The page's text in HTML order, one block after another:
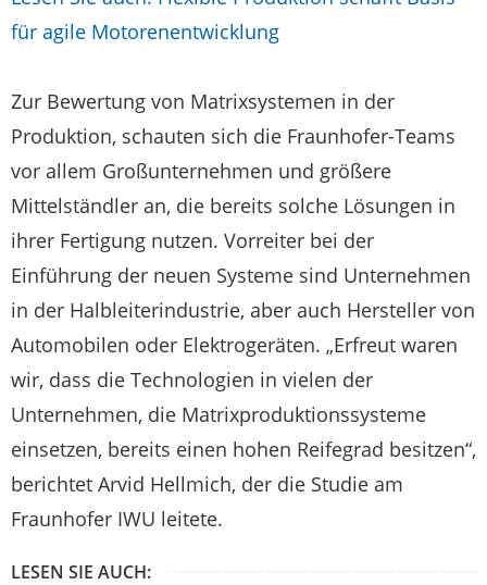
für agile Motorenentwicklung
Zur Bewertung von Matrixsystemen in der
Produktion, schauten sich die Fraunhofer-Teams
vor allem Großunternehmen und größere
Mittelständler an, die bereits solche Lösungen in
ihrer Fertigung nutzen. Vorreiter bei der
Einführung der neuen Systeme sind Unternehmen
in der Halbleiterindustrie, aber auch Hersteller von
Automobilen oder Elektrogeräten. „Erfreut waren
wir, dass die Technologien in vielen der
Unternehmen, die Matrixproduktionssysteme
einsetzen, bereits einen hohen Reifegrad besitzen“,
berichtet Arvid Hellmich, der die Studie am
Fraunhofer IWU leitete.
LESEN SIE AUCH: